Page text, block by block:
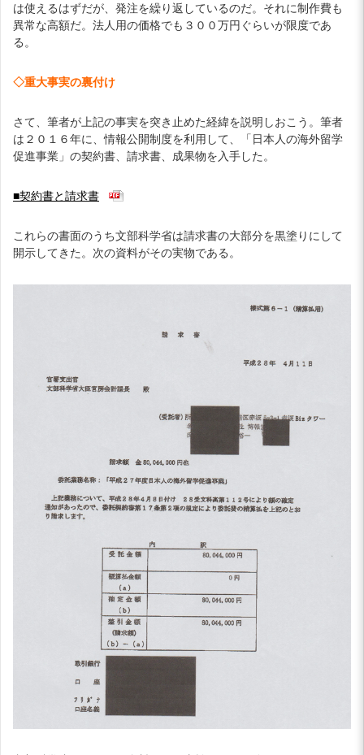
は使えるはずだが、発注を繰り返しているのだ。それに制作費も
異常な高額だ。法人用の価格でも３００万円ぐらいが限度であ
る。
◇重大事実の裏付け
さて、筆者が上記の事実を突き止めた経緯を説明しおこう。筆者
は２０１６年に、情報公開制度を利用して、「日本人の海外留学
促進事業」の契約書、請求書、成果物を入手した。
■契約書と請求書
これらの書面のうち文部科学省は請求書の大部分を黒塗りにして
開示してきた。次の資料がその実物である。